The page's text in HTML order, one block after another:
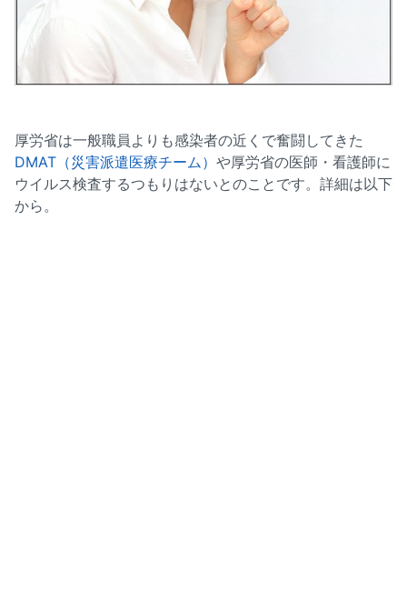
厚労省は一般職員よりも感染者の近くで奮闘してきた
DMAT（災害派遣医療チーム） や厚労省の医師・看護師に
ウイルス検査するつもりはないとのことです。詳細は以下
から。